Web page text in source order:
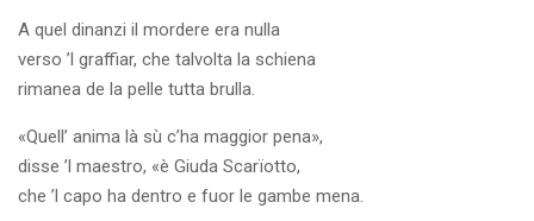
A quel dinanzi il mordere era nulla
verso ’l graffiar, che talvolta la schiena
rimanea de la pelle tutta brulla.
«Quell’ anima là sù c’ha maggior pena»,
disse ’l maestro, «è Giuda Scarïotto,
che ’l capo ha dentro e fuor le gambe mena.